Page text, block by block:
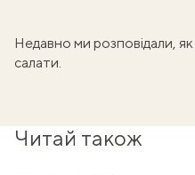
Недавно ми розповідали, як
салати
Читай також